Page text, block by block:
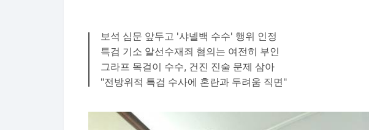
보석 심문 앞두고 '샤넬백 수수' 행위 인정
특검 기소 알선수재죄 혐의는 여전히 부인
그라프 목걸이 수수, 건진 진술 문제 삼아
"전방위적 특검 수사에 혼란과 두려움 직면"